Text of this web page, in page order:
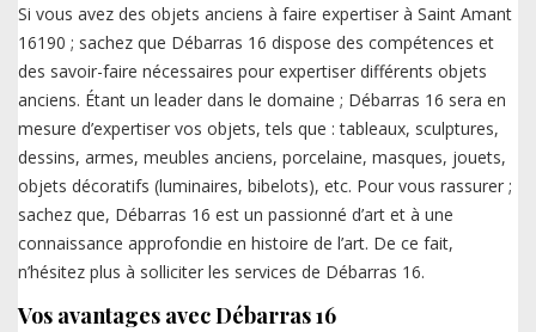
Si vous avez des objets anciens à faire expertiser à Saint Amant
16190 ; sachez que Débarras 16 dispose des compétences et
des savoir-faire nécessaires pour expertiser différents objets
anciens. Étant un leader dans le domaine ; Débarras 16 sera en
mesure d’expertiser vos objets, tels que : tableaux, sculptures,
dessins, armes, meubles anciens, porcelaine, masques, jouets,
objets décoratifs (luminaires, bibelots), etc. Pour vous rassurer ;
sachez que, Débarras 16 est un passionné d’art et à une
connaissance approfondie en histoire de l’art. De ce fait,
n’hésitez plus à solliciter les services de Débarras 16.
Vos avantages avec Débarras 16